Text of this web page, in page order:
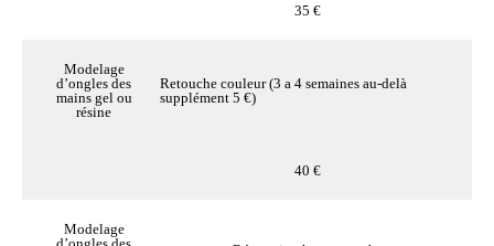
35 €
Modelage
d’ongles des
mains gel ou
résine
Retouche couleur (3 a 4 semaines au-delà
supplément 5 €)
40 €
Modelage